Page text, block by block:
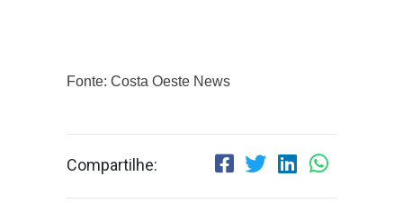
Fonte: Costa Oeste News
Compartilhe: